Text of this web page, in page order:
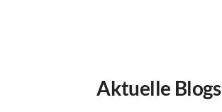
Aktuelle Blogs